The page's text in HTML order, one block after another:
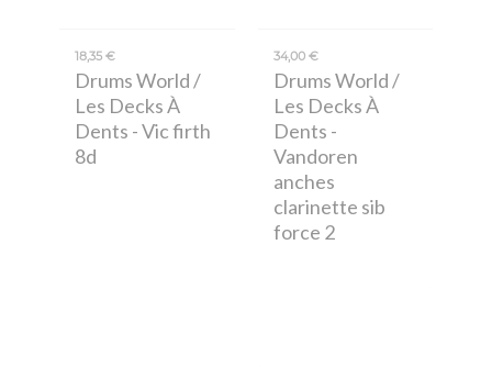
18,35 €
Drums World /
Les Decks À
Dents - Vic firth
8d
34,00 €
Drums World /
Les Decks À
Dents -
Vandoren
anches
clarinette sib
force 2